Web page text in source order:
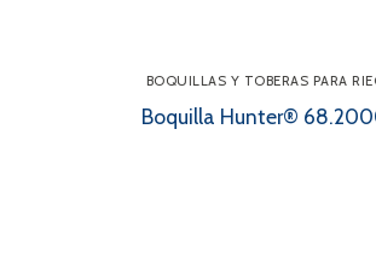
BOQUILLAS Y TOBERAS PARA
Boquilla Hunter®